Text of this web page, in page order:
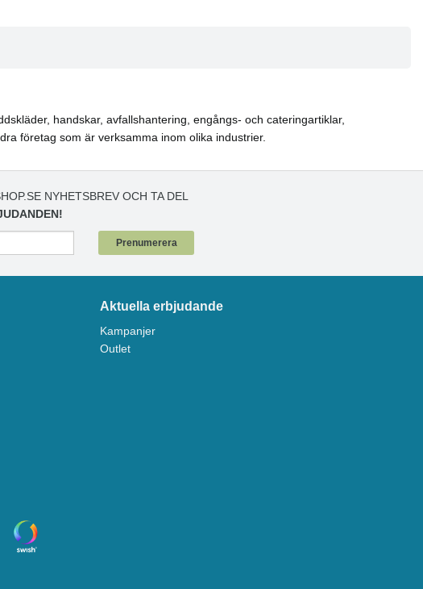
handskar, avfallshantering, engångs- och cateringartiklar,
företag som är verksamma inom olika industrier.
NYHETSBREV OCH TA DEL
Prenumerera
Aktuella erbjudande
Kampanjer
Outlet